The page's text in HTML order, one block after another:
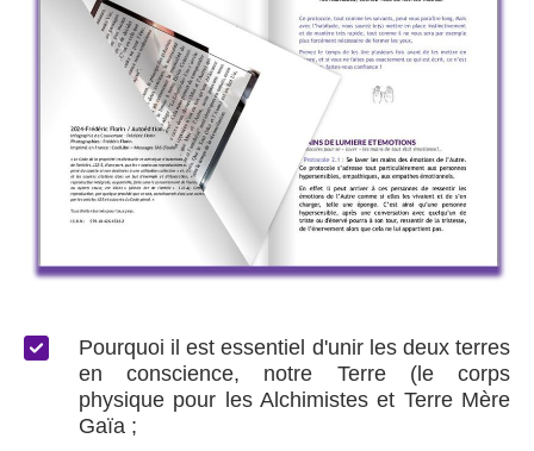
Pourquoi il est essentiel d'unir les deux terres
en conscience, notre Terre (le corps
physique pour les Alchimistes et Terre Mère
Gaïa ;